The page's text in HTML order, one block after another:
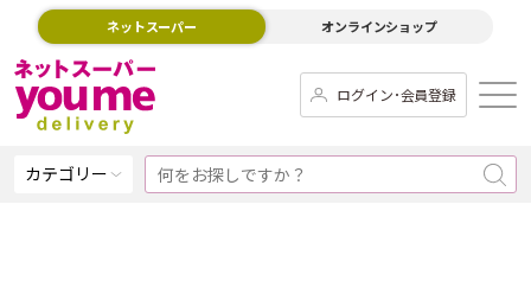
ネットスーパー オンラインショップ
ログイン･会員登録
カテゴリー